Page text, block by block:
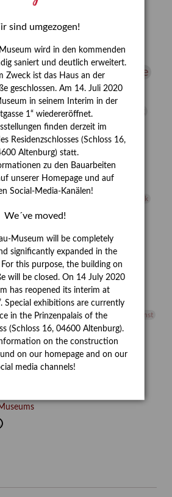
von Lindenau
Kunst
Enteignung
estrusker Exlibris
Festrede Florenz Fotografie
Antike und heute
Preis
Gerhard Kurt Müller
griechische Mythologie
Heinrich Kirchhoff Heldinnen
Insekten
Jahresempfang
Kunst
Kunst von Kühl
Künstler Lehmbruck
Marstall
Napoleon Natur
Neue Remise
Peter Schnürpel Phelloplastik
Pohlhof
Rudi Lesser Ruth Wolf-Rehfeld
Skulptur
Sonderausstellung
Bildende Kunst
studioDIGITAL
Vermittlung Video
Videokunst
Weihnachten Werefkin
Wissenschaft
Wolf and Dog
– Kunstdetektivinnen im
sind umgezogen!
wird in den kommenden
saniert und deutlich erweitert.
Zweck ist das Haus an der
geschlossen. Am 14. Juli 2020
in seinem Interim in der
1“ wiedereröffnet.
finden derzeit im
Residenzschlosses (Schloss 16,
Altenburg) statt.
zu den Bauarbeiten
unserer Homepage und auf
Social-Media-Kanälen!
We´ve moved!
Museum will be completely
significantly expanded in the
this purpose, the building on
will be closed. On 14 July 2020
has reopened its interim at
Special exhibitions are currently
in the Prinzenpalais of the
(Schloss 16, 04600 Altenburg).
on the construction
on our homepage and on our
media channels!